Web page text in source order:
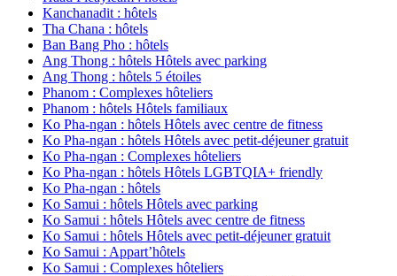
Kanchanadit : hôtels
Tha Chana : hôtels
Ban Bang Pho : hôtels
Ang Thong : hôtels Hôtels avec parking
Ang Thong : hôtels 5 étoiles
Phanom : Complexes hôteliers
Phanom : hôtels Hôtels familiaux
Ko Pha-ngan : hôtels Hôtels avec centre de fitness
Ko Pha-ngan : hôtels Hôtels avec petit-déjeuner gratuit
Ko Pha-ngan : Complexes hôteliers
Ko Pha-ngan : hôtels Hôtels LGBTQIA+ friendly
Ko Pha-ngan : hôtels
Ko Samui : hôtels Hôtels avec parking
Ko Samui : hôtels Hôtels avec centre de fitness
Ko Samui : hôtels Hôtels avec petit-déjeuner gratuit
Ko Samui : Appart’hôtels
Ko Samui : Complexes hôteliers